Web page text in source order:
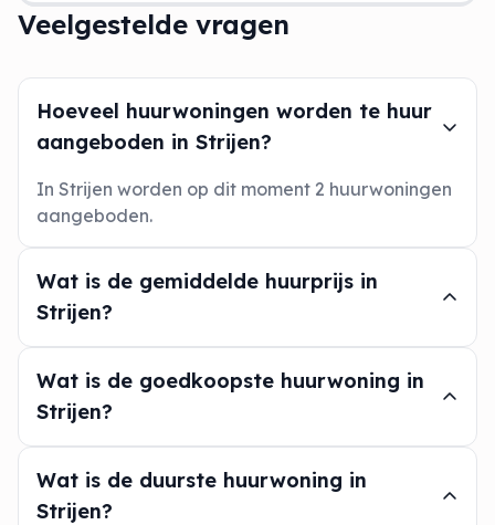
Veelgestelde vragen
Hoeveel huurwoningen worden te huur
aangeboden in Strijen?
In Strijen worden op dit moment 2 huurwoningen
aangeboden.
Wat is de gemiddelde huurprijs in
Strijen?
Wat is de goedkoopste huurwoning in
Strijen?
Wat is de duurste huurwoning in
Strijen?